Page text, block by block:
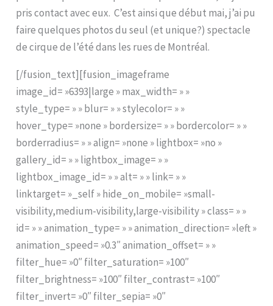
pris contact avec eux. C’est ainsi que début mai, j’ai pu
faire quelques photos du seul (et unique?) spectacle
de cirque de l’été dans les rues de Montréal.
[/fusion_text][fusion_imageframe
image_id= »6393|large » max_width= » »
style_type= » » blur= » » stylecolor= » »
hover_type= »none » bordersize= » » bordercolor= » »
borderradius= » » align= »none » lightbox= »no »
gallery_id= » » lightbox_image= » »
lightbox_image_id= » » alt= » » link= » »
linktarget= »_self » hide_on_mobile= »small-
visibility,medium-visibility,large-visibility » class= » »
id= » » animation_type= » » animation_direction= »left »
animation_speed= »0.3″ animation_offset= » »
filter_hue= »0″ filter_saturation= »100″
filter_brightness= »100″ filter_contrast= »100″
filter_invert= »0″ filter_sepia= »0″